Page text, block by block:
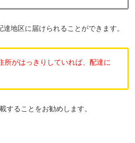
地区に届けられることができます。
所がはっきりしていれば、配達に
することをお勧めします。